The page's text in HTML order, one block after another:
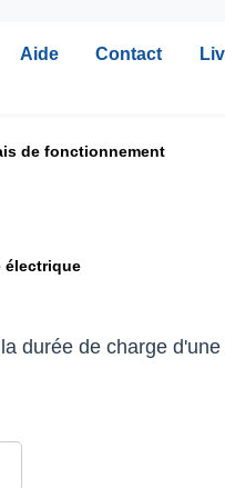
Aide Contact
de fonctionnement
électrique
durée de charge